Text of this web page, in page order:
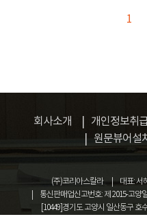
which was
influence that
characteristics
conversion
correlation of
arbitrary change of
most optimized
calculation of
model was defined.
1
회사소개 개인정보취
원문뷰어설
(주)코리아스칼라 대표: 서
통신판매업신고번호: 제 2015-고양
[10449]경기도 고양시 일산동구 호